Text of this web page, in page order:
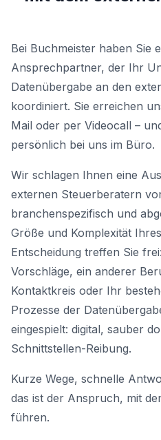
Bei Buchmeister haben Sie
Ansprechpartner, der Ihr
Datenübergabe an den
koordiniert. Sie erreichen
Mail oder per Videocall –
persönlich bei uns im Büro.
Wir schlagen Ihnen eine
externen Steuerberatern
branchenspezifisch und
Größe und Komplexität
Entscheidung treffen Sie
Vorschläge, ein anderer
Kontaktkreis oder Ihr
Prozesse der
eingespielt: digital, sauber
Schnittstellen-Reibung.
Kurze Wege, schnelle
das ist der Anspruch, mit
führen.